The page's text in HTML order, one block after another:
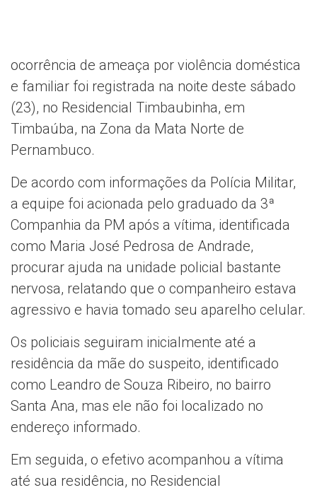
ocorrência de ameaça por violência doméstica
e familiar foi registrada na noite deste sábado
(23), no Residencial Timbaubinha, em
Timbaúba, na Zona da Mata Norte de
Pernambuco.
De acordo com informações da Polícia Militar,
a equipe foi acionada pelo graduado da 3ª
Companhia da PM após a vítima, identificada
como Maria José Pedrosa de Andrade,
procurar ajuda na unidade policial bastante
nervosa, relatando que o companheiro estava
agressivo e havia tomado seu aparelho celular.
Os policiais seguiram inicialmente até a
residência da mãe do suspeito, identificado
como Leandro de Souza Ribeiro, no bairro
Santa Ana, mas ele não foi localizado no
endereço informado.
Em seguida, o efetivo acompanhou a vítima
até sua residência, no Residencial